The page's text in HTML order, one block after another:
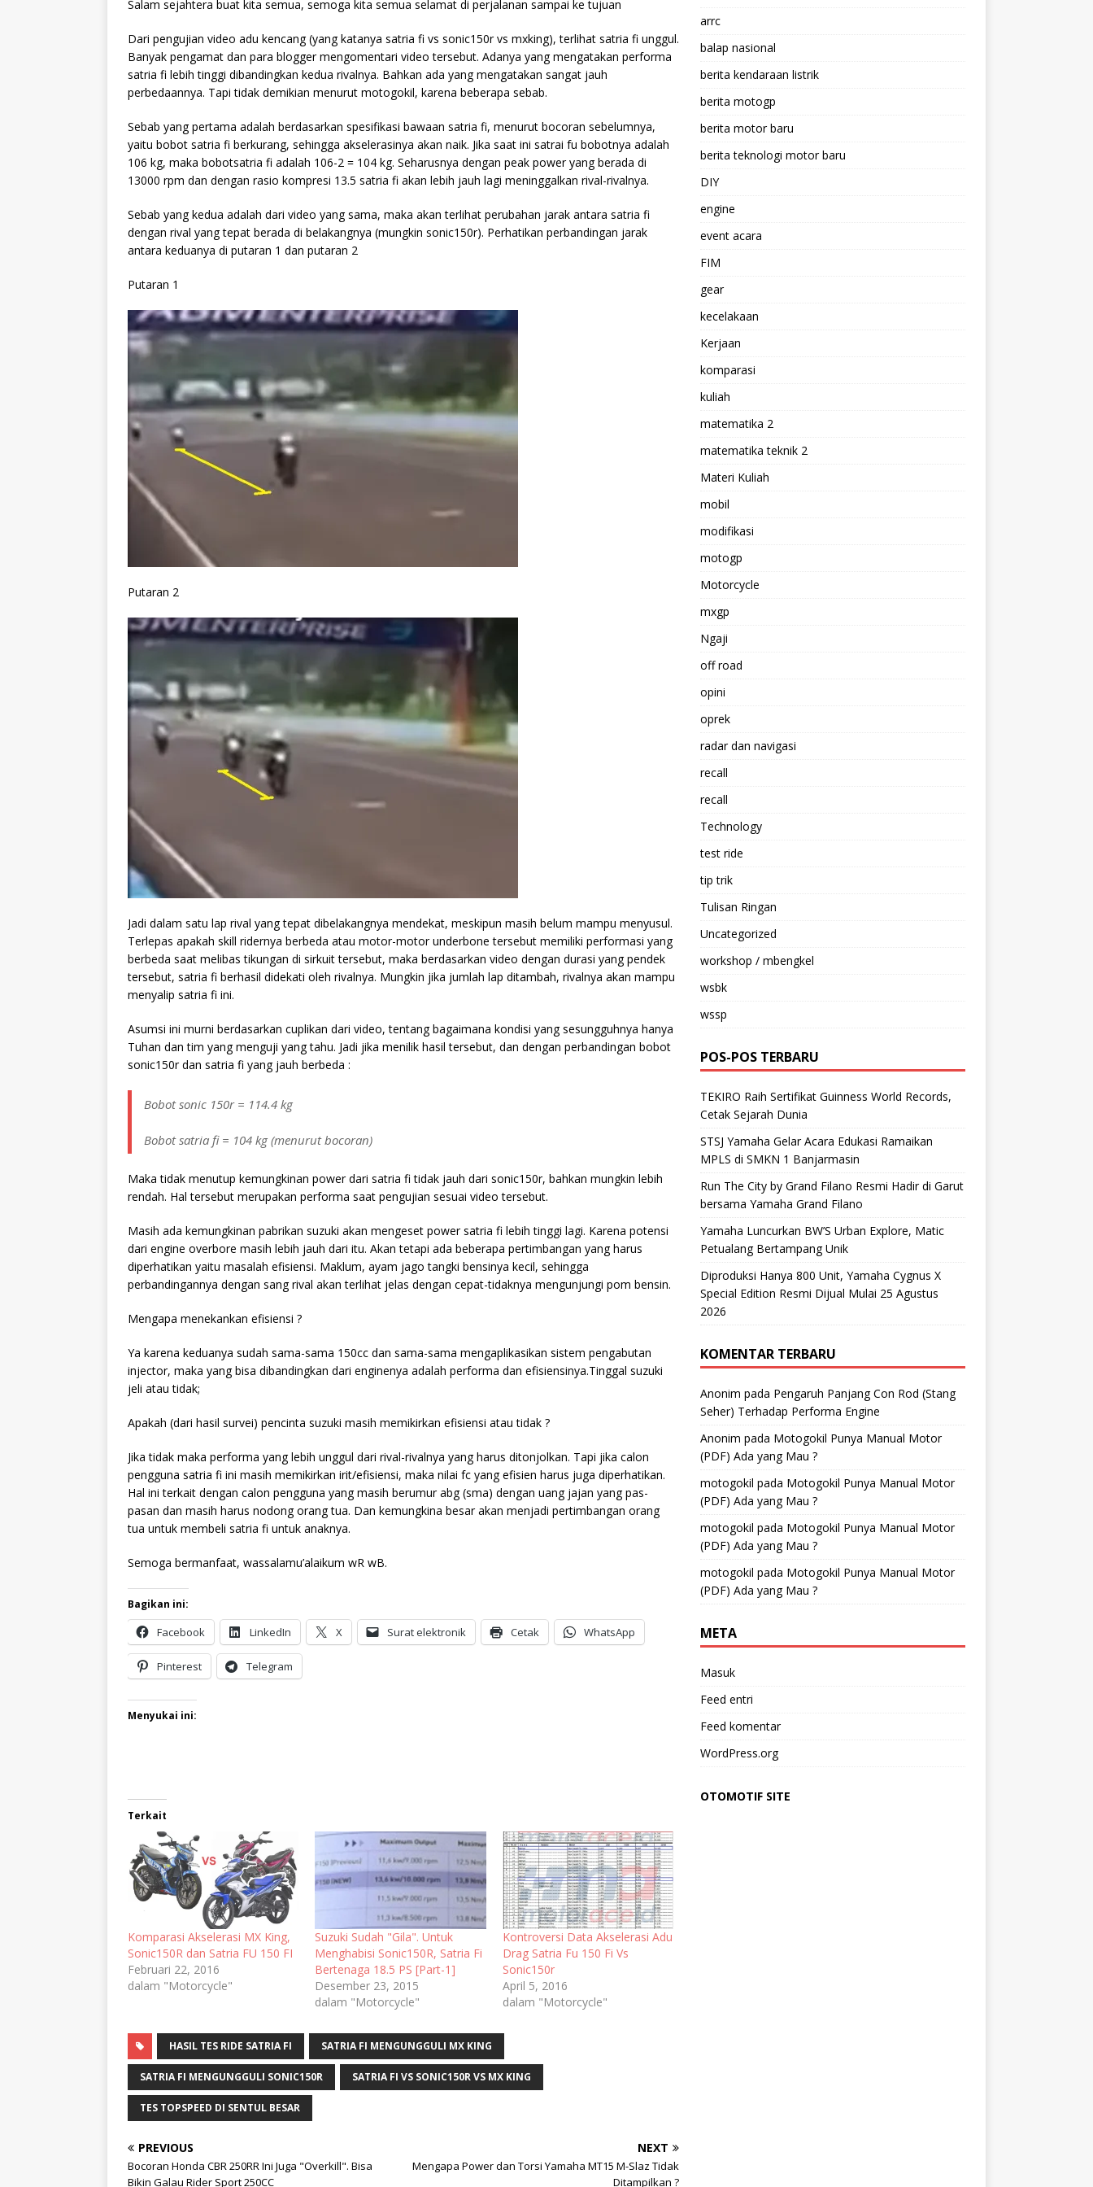
Salam sejahtera buat kita semua, semoga kita semua selamat di perjalanan sampai ke tujuan
Dari pengujian video adu kencang (yang katanya satria fi vs sonic150r vs mxking), terlihat satria fi unggul.
Banyak pengamat dan para blogger mengomentari video tersebut. Adanya yang mengatakan performa
satria fi lebih tinggi dibandingkan kedua rivalnya. Bahkan ada yang mengatakan sangat jauh
perbedaannya. Tapi tidak demikian menurut motogokil, karena beberapa sebab.
Sebab yang pertama adalah berdasarkan spesifikasi bawaan satria fi, menurut bocoran sebelumnya,
yaitu bobot satria fi berkurang, sehingga akselerasinya akan naik. Jika saat ini satrai fu bobotnya adalah
106 kg, maka bobotsatria fi adalah 106-2 = 104 kg. Seharusnya dengan peak power yang berada di
13000 rpm dan dengan rasio kompresi 13.5 satria fi akan lebih jauh lagi meninggalkan rival-rivalnya.
Sebab yang kedua adalah dari video yang sama, maka akan terlihat perubahan jarak antara satria fi
dengan rival yang tepat berada di belakangnya (mungkin sonic150r). Perhatikan perbandingan jarak
antara keduanya di putaran 1 dan putaran 2
Putaran 1
Putaran 2
Jadi dalam satu lap rival yang tepat dibelakangnya mendekat, meskipun masih belum mampu menyusul.
Terlepas apakah skill ridernya berbeda atau motor-motor underbone tersebut memiliki performasi yang
berbeda saat melibas tikungan di sirkuit tersebut, maka berdasarkan video dengan durasi yang pendek
tersebut, satria fi berhasil didekati oleh rivalnya. Mungkin jika jumlah lap ditambah, rivalnya akan mampu
menyalip satria fi ini.
Asumsi ini murni berdasarkan cuplikan dari video, tentang bagaimana kondisi yang sesungguhnya hanya
Tuhan dan tim yang menguji yang tahu. Jadi jika menilik hasil tersebut, dan dengan perbandingan bobot
sonic150r dan satria fi yang jauh berbeda :
Bobot sonic 150r = 114.4 kg
Bobot satria fi = 104 kg (menurut bocoran)
Maka tidak menutup kemungkinan power dari satria fi tidak jauh dari sonic150r, bahkan mungkin lebih
rendah. Hal tersebut merupakan performa saat pengujian sesuai video tersebut.
Masih ada kemungkinan pabrikan suzuki akan mengeset power satria fi lebih tinggi lagi. Karena potensi
dari engine overbore masih lebih jauh dari itu. Akan tetapi ada beberapa pertimbangan yang harus
diperhatikan yaitu masalah efisiensi. Maklum, ayam jago tangki bensinya kecil, sehingga
perbandingannya dengan sang rival akan terlihat jelas dengan cepat-tidaknya mengunjungi pom bensin.
Mengapa menekankan efisiensi ?
Ya karena keduanya sudah sama-sama 150cc dan sama-sama mengaplikasikan sistem pengabutan
injector, maka yang bisa dibandingkan dari enginenya adalah performa dan efisiensinya.Tinggal suzuki
jeli atau tidak;
Apakah (dari hasil survei) pencinta suzuki masih memikirkan efisiensi atau tidak ?
Jika tidak maka performa yang lebih unggul dari rival-rivalnya yang harus ditonjolkan. Tapi jika calon
pengguna satria fi ini masih memikirkan irit/efisiensi, maka nilai fc yang efisien harus juga diperhatikan.
Hal ini terkait dengan calon pengguna yang masih berumur abg (sma) dengan uang jajan yang pas-
pasan dan masih harus nodong orang tua. Dan kemungkina besar akan menjadi pertimbangan orang
tua untuk membeli satria fi untuk anaknya.
Semoga bermanfaat, wassalamu’alaikum wR wB.
Bagikan ini:
Facebook LinkedIn X Surat elektronik Cetak WhatsApp
Pinterest Telegram
Menyukai ini:
Terkait
Komparasi Akselerasi MX King,
Sonic150R dan Satria FU 150 FI
Februari 22, 2016
dalam "Motorcycle"
Suzuki Sudah "Gila". Untuk
Menghabisi Sonic150R, Satria Fi
Bertenaga 18.5 PS [Part-1]
Desember 23, 2015
dalam "Motorcycle"
Kontroversi Data Akselerasi Adu
Drag Satria Fu 150 Fi Vs
Sonic150r
April 5, 2016
dalam "Motorcycle"
HASIL TES RIDE SATRIA FI SATRIA FI MENGUNGGULI MX KING
SATRIA FI MENGUNGGULI SONIC150R SATRIA FI VS SONIC150R VS MX KING
TES TOPSPEED DI SENTUL BESAR
PREVIOUS
Bocoran Honda CBR 250RR Ini Juga "Overkill". Bisa
Bikin Galau Rider Sport 250CC
NEXT
Mengapa Power dan Torsi Yamaha MT15 M-Slaz Tidak
Ditampilkan ?
arrc
balap nasional
berita kendaraan listrik
berita motogp
berita motor baru
berita teknologi motor baru
DIY
engine
event acara
FIM
gear
kecelakaan
Kerjaan
komparasi
kuliah
matematika 2
matematika teknik 2
Materi Kuliah
mobil
modifikasi
motogp
Motorcycle
mxgp
Ngaji
off road
opini
oprek
radar dan navigasi
recall
recall
Technology
test ride
tip trik
Tulisan Ringan
Uncategorized
workshop / mbengkel
wsbk
wssp
POS-POS TERBARU
TEKIRO Raih Sertifikat Guinness World Records,
Cetak Sejarah Dunia
STSJ Yamaha Gelar Acara Edukasi Ramaikan
MPLS di SMKN 1 Banjarmasin
Run The City by Grand Filano Resmi Hadir di Garut
bersama Yamaha Grand Filano
Yamaha Luncurkan BW’S Urban Explore, Matic
Petualang Bertampang Unik
Diproduksi Hanya 800 Unit, Yamaha Cygnus X
Special Edition Resmi Dijual Mulai 25 Agustus
2026
KOMENTAR TERBARU
Anonim pada Pengaruh Panjang Con Rod (Stang
Seher) Terhadap Performa Engine
Anonim pada Motogokil Punya Manual Motor
(PDF) Ada yang Mau ?
motogokil pada Motogokil Punya Manual Motor
(PDF) Ada yang Mau ?
motogokil pada Motogokil Punya Manual Motor
(PDF) Ada yang Mau ?
motogokil pada Motogokil Punya Manual Motor
(PDF) Ada yang Mau ?
META
Masuk
Feed entri
Feed komentar
WordPress.org
OTOMOTIF SITE